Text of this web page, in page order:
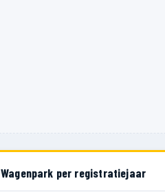
Wagenpark per registratiejaar